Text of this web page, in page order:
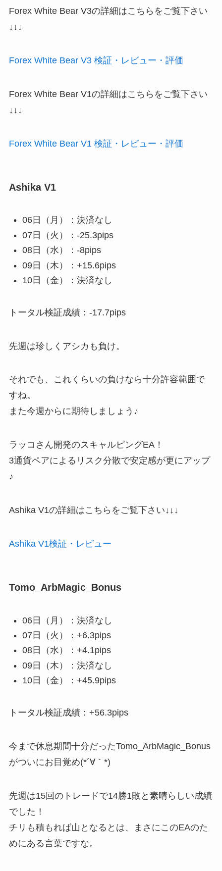
Forex White Bear V3の詳細はこちらをご覧下さい
↓↓↓
Forex White Bear V3 検証・レビュー・評価
Forex White Bear V1の詳細はこちらをご覧下さい
↓↓↓
Forex White Bear V1 検証・レビュー・評価
Ashika V1
06日（月）：決済なし
07日（火）：-25.3pips
08日（水）：-8pips
09日（木）：+15.6pips
10日（金）：決済なし
トータル検証成績：-17.7pips
先週は珍しくアシカも負け。
それでも、これくらいの負けなら十分許容範囲で
すね。
また今週からに期待しましょう♪
ラッコさん開発のスキャルピングEA！
3通貨ペアによるリスク分散で安定感が更にアップ
♪
Ashika V1の詳細はこちらをご覧下さい↓↓↓
Ashika V1検証・レビュー
Tomo_ArbMagic_Bonus
06日（月）：決済なし
07日（火）：+6.3pips
08日（水）：+4.1pips
09日（木）：決済なし
10日（金）：+45.9pips
トータル検証成績：+56.3pips
今まで休息期間十分だったTomo_ArbMagic_Bonus
がついにお目覚め(*´∀｀*)
先週は15回のトレードで14勝1敗と素晴らしい成績
でした！
チリも積もれば山となるとは、まさにこのEAのた
めにある言葉ですな。